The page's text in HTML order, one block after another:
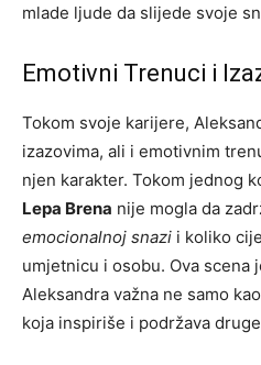
mlade ljude da slijede svoje
Emotivni Trenuci i
Tokom svoje karijere,
izazovima, ali i emotivnim
njen karakter. Tokom jednog
Lepa Brena nije mogla da
emocionalnoj snazi i koliko
umjetnicu i osobu. Ova scena
Aleksandra važna ne samo
koja inspiriše i podržava